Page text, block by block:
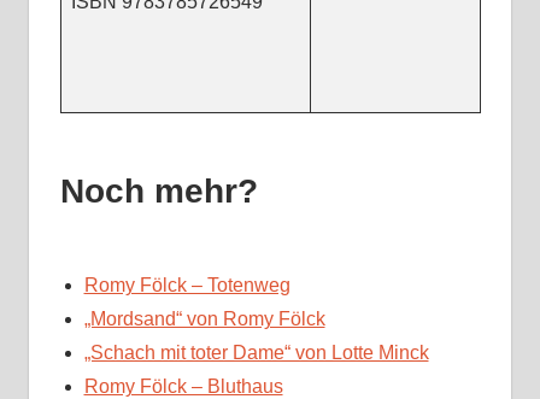
Noch mehr?
Romy Fölck – Totenweg
„Mordsand“ von Romy Fölck
„Schach mit toter Dame“ von Lotte Minck
Romy Fölck – Bluthaus